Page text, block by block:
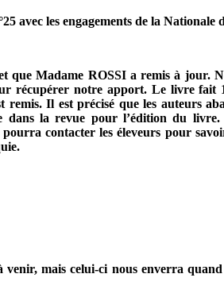
avec les engagements de la Nationale
que Madame ROSSI a remis à jour.
récupérer notre apport. Le livre fait
Il est précisé que les auteurs
dans la revue pour l’édition du livre.
contacter les éleveurs pour
mais celui-ci nous enverra